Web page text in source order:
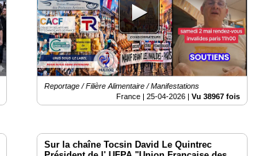
Reportage / Filière Alimentaire / Manifestations
France |25-04-2026 |Vu 38967 fois
Sur la chaîne Tocsin David Le Quintrec